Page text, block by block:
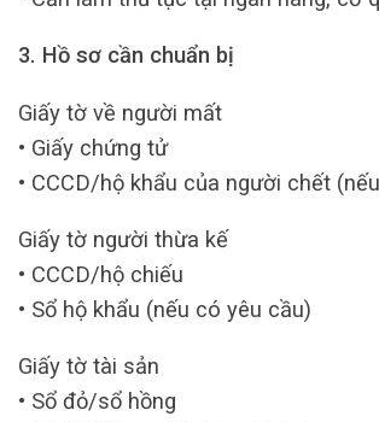
3. Hồ sơ cần chuẩn bị
Giấy tờ về người mất
• Giấy chứng tử
• CCCD/hộ khẩu của người chết
Giấy tờ người thừa kế
• CCCD/hộ chiếu
• Sổ hộ khẩu (nếu có yêu cầu)
Giấy tờ tài sản
• Sổ đỏ/sổ hồng